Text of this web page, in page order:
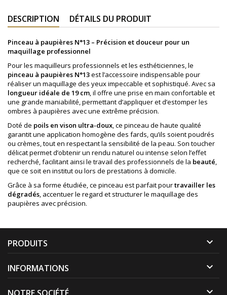
DESCRIPTION DÉTAILS DU PRODUIT
Pinceau à paupières N°13 – Précision et douceur pour un
maquillage professionnel
Pour les maquilleurs professionnels et les esthéticiennes, le
pinceau à paupières N°13est l’accessoire indispensable pour
réaliser un maquillage des yeux impeccable et sophistiqué. Avec sa
longueur idéale de 19 cm, il offre une prise en main confortable et
une grande maniabilité, permettant d’appliquer et d’estomper les
ombres à paupières avec une extrême précision.
Doté de poils en vison ultra-doux, ce pinceau de haute qualité
garantit une application homogène des fards, qu’ils soient poudrés
ou crèmes, tout en respectant la sensibilité de la peau. Son toucher
délicat permet d’obtenir un rendu naturel ou intense selon l’effet
recherché, facilitant ainsi le travail des professionnels de la beauté,
que ce soit en institut ou lors de prestations à domicile.
Grâce à sa forme étudiée, ce pinceau est parfait pourtravailler les
dégradés, accentuer le regard et structurer le maquillage des
paupières avec précision.
PRODUITS 
INFORMATIONS 
